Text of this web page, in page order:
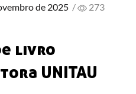
de 2025 / 273
livro
UNITAU